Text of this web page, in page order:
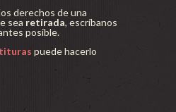
derechos de una
sea retirada, escríbanos
posible.
puede hacerlo